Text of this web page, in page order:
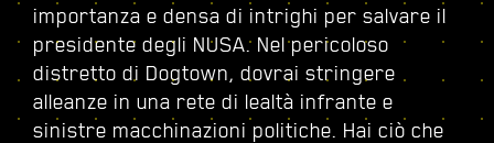
importanza e densa di intrighi per salvare il
presidente degli NUSA. Nel pericoloso
distretto di Dogtown, dovrai stringere
alleanze in una rete di lealtà infrante e
sinistre macchinazioni politiche. Hai ciò che